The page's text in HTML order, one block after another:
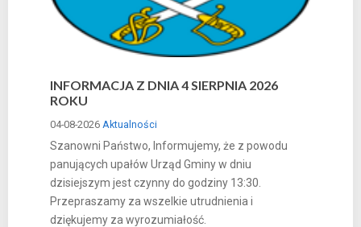
INFORMACJA Z DNIA 4 SIERPNIA 2026
ROKU
04-08-2026 Aktualności
Szanowni Państwo, Informujemy, że z powodu
panujących upałów Urząd Gminy w dniu
dzisiejszym jest czynny do godziny 13:30.
Przepraszamy za wszelkie utrudnienia i
dziękujemy za wyrozumiałość.